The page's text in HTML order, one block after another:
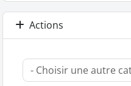
Actions